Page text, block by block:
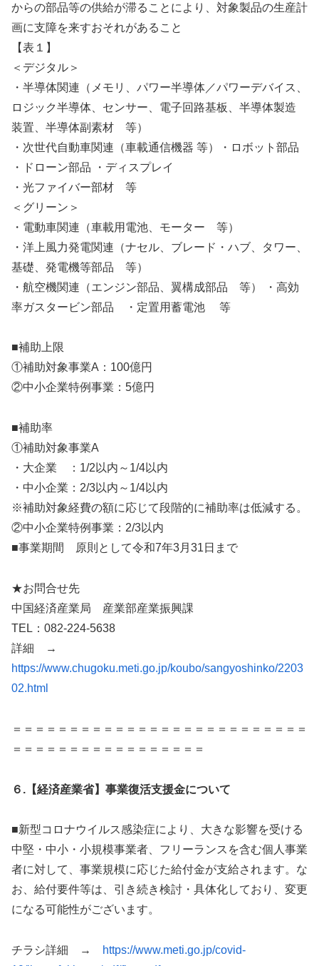
からの部品等の供給が滞ることにより、対象製品の生産計
画に支障を来すおそれがあること
【表１】
＜デジタル＞
・半導体関連（メモリ、パワー半導体／パワーデバイス、
ロジック半導体、センサー、電子回路基板、半導体製造
装置、半導体副素材 等）
・次世代自動車関連（車載通信機器 等）・ロボット部品
・ドローン部品 ・ディスプレイ
・光ファイバー部材 等
＜グリーン＞
・電動車関連（車載用電池、モーター 等）
・洋上風力発電関連（ナセル、ブレード・ハブ、タワー、
基礎、発電機等部品 等）
・航空機関連（エンジン部品、翼構成部品 等） ・高効
率ガスタービン部品 ・定置用蓄電池 等
■補助上限
①補助対象事業A：100億円
②中小企業特例事業：5億円
■補助率
①補助対象事業A
・大企業 ：1/2以内～1/4以内
・中小企業：2/3以内～1/4以内
※補助対象経費の額に応じて段階的に補助率は低減する。
②中小企業特例事業：2/3以内
■事業期間 原則として令和7年3月31日まで
★お問合せ先
中国経済産業局 産業部産業振興課
TEL：082-224-5638
詳細 →
https://www.chugoku.meti.go.jp/koubo/sangyoshinko/2203
02.html
＝＝＝＝＝＝＝＝＝＝＝＝＝＝＝＝＝＝＝＝＝＝＝＝＝＝
＝＝＝＝＝＝＝＝＝＝＝＝＝＝＝＝＝
６.【経済産業省】事業復活支援金について
■新型コロナウイルス感染症により、大きな影響を受ける
中堅・中小・小規模事業者、フリーランスを含む個人事業
者に対して、事業規模に応じた給付金が支給されます。な
お、給付要件等は、引き続き検討・具体化しており、変更
になる可能性がございます。
チラシ詳細 →
https://www.meti.go.jp/covid-